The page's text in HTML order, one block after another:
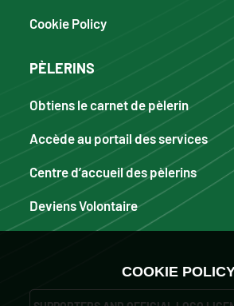
Cookie Policy
PÈLERINS
Obtiens le carnet de pèlerin
Accède au portail des services
Centre d’accueil des pèlerins
Deviens Volontaire
COOKIE